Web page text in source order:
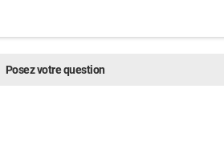
Posez votre question